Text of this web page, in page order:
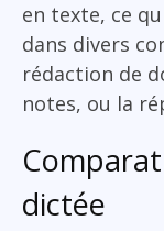
en texte, ce
dans divers
rédaction de
notes, ou la
dictée